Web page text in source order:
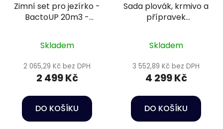
Zimní set pro jezírko -
BactoUP 20m3 -
Skladem
2 065,29 Kč bez DPH
2 499 Kč
DO KOŠÍKU
Sada plovák, krmivo a
přípravek
Skladem
3 552,89 Kč bez DPH
4 299 Kč
DO KOŠÍKU